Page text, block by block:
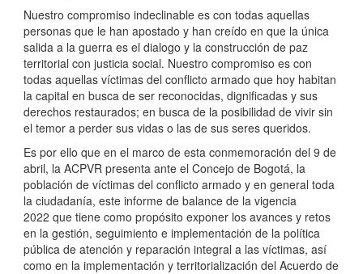
Nuestro compromiso indeclinable es con todas aquellas
personas que le han apostado y han creído en que la única
salida a la guerra es el dialogo y la construcción de paz
territorial con justicia social. Nuestro compromiso es con
todas aquellas víctimas del conflicto armado que hoy habitan
la capital en busca de ser reconocidas, dignificadas y sus
derechos restaurados; en busca de la posibilidad de vivir sin
el temor a perder sus vidas o las de sus seres queridos.
Es por ello que en el marco de esta conmemoración del 9 de
abril, la ACPVR presenta ante el Concejo de Bogotá, la
población de víctimas del conflicto armado y en general toda
la ciudadanía, este informe de balance de la vigencia
2022 que tiene como propósito exponer los avances y retos
en la gestión, seguimiento e implementación de la política
pública de atención y reparación integral a las víctimas, así
como en la implementación y territorialización del Acuerdo de